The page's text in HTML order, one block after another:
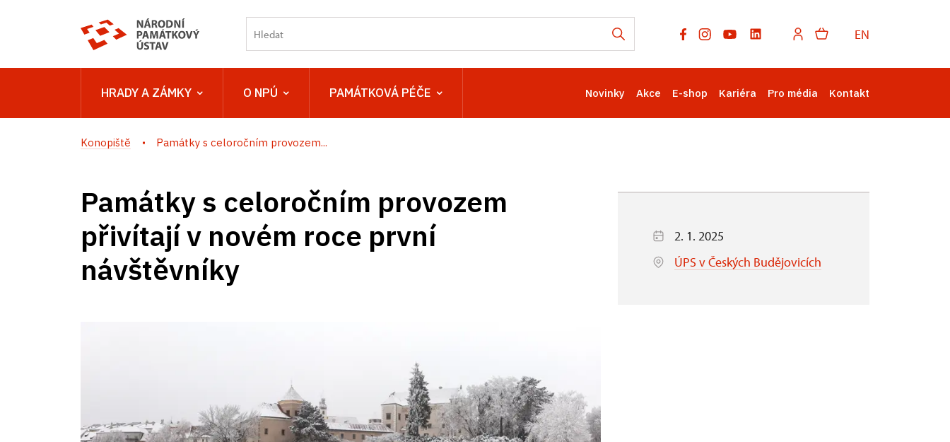
EN
HRADY A ZÁMKY O NPÚ PAMÁTKOVÁ PÉČE Novinky Akce E-shop Kariéra Pro média Kontakt
Konopiště Památky s celoročním provozem...
Památky s celoročním provozem
přivítají v novém roce první
návštěvníky
2. 1. 2025
ÚPS v Českých Budějovicích